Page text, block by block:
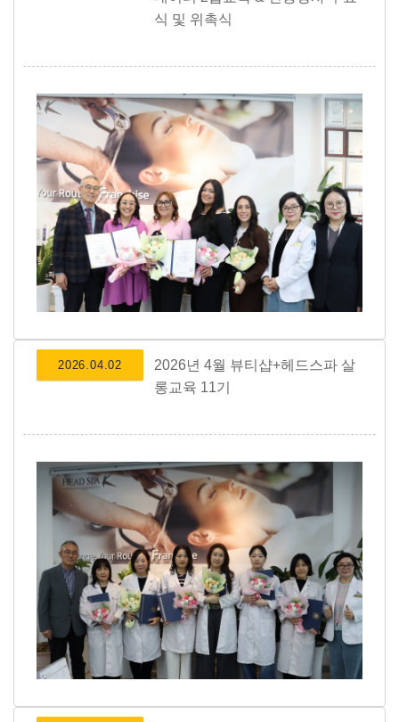
식 및 위촉식
2026.04.02
2026년 4월 뷰티샵+헤드스파 살
롱교육 11기